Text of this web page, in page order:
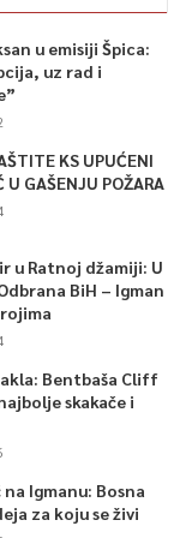
to vrijeme.
analiza ključnih
Hitlerovog
u historiji
ustanovljen je
skupštine
godine
logor smrti u
se u cijelom
i drugih prigodnih
u emisiji Špica:
uz rad i
KS UPUĆENI
U GAŠENJU POŽARA
u Ratnoj džamiji: U
BiH – Igman
Bentbaša Cliff
skakače i
Igmanu: Bosna
za koju se živi